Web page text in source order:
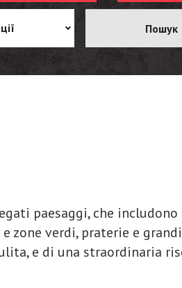
Russian
Japanese
Korean
paesaggi, che includono
zone verdi, praterie e
e di una straordinaria